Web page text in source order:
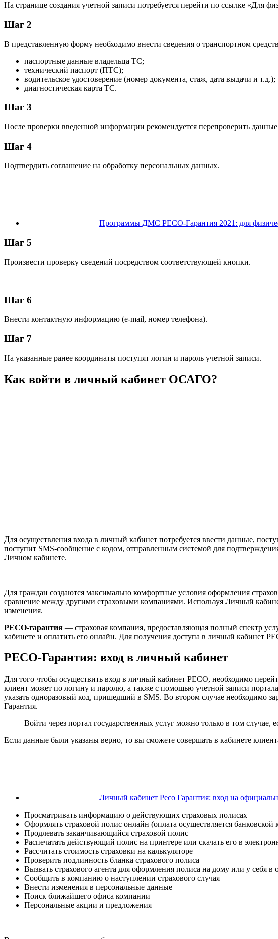
На странице создания учетной записи потребуется перейти по ссылке «Для
Шаг 2
В представленную форму необходимо внести сведения о транспортном
паспортные данные владельца ТС;
технический паспорт (ПТС);
водительское удостоверение (номер документа, стаж, дата выдачи и т.д.);
диагностическая карта ТС.
Шаг 3
После проверки введенной информации рекомендуется перепроверить
Шаг 4
Подтвердить соглашение на обработку персональных данных.
Программы ДМС РЕСО-Гарантия 2021: для
Шаг 5
Произвести проверку сведений посредством соответствующей кнопки.
Шаг 6
Внести контактную информацию (e-mail, номер телефона).
Шаг 7
На указанные ранее координаты поступят логин и пароль учетной записи.
Как войти в личный кабинет ОСАГО?
Для осуществления входа в личный кабинет потребуется ввести данные,
поступит SMS-сообщение с кодом, отправленным системой для
Личном кабинете.
Для граждан создаются максимально комфортные условия оформления
сравнение между другими страховыми компаниями. Используя Личный
изменения.
РЕСО-гарантия — страховая компания, предоставляющая полный спектр
кабинете и оплатить его онлайн. Для получения доступа в личный кабинет
РЕСО-Гарантия: вход в личный кабинет
Для того чтобы осуществить вход в личный кабинет РЕСО, необходимо
клиент может по логину и паролю, а также с помощью учетной записи
указать одноразовый код, пришедший в SMS. Во втором случае необходимо
Гарантия.
Войти через портал государственных услуг можно только в том
Если данные были указаны верно, то вы сможете совершать в кабинете
Личный кабинет Ресо Гарантия: вход на
Просматривать информацию о действующих страховых полисах
Оформлять страховой полис онлайн (оплата осуществляется банковской
Продлевать заканчивающийся страховой полис
Распечатать действующий полис на принтере или скачать его в
Рассчитать стоимость страховки на калькуляторе
Проверить подлинность бланка страхового полиса
Вызвать страхового агента для оформления полиса на дому или у себя в
Сообщить в компанию о наступлении страхового случая
Внести изменения в персональные данные
Поиск ближайшего офиса компании
Персональные акции и предложения